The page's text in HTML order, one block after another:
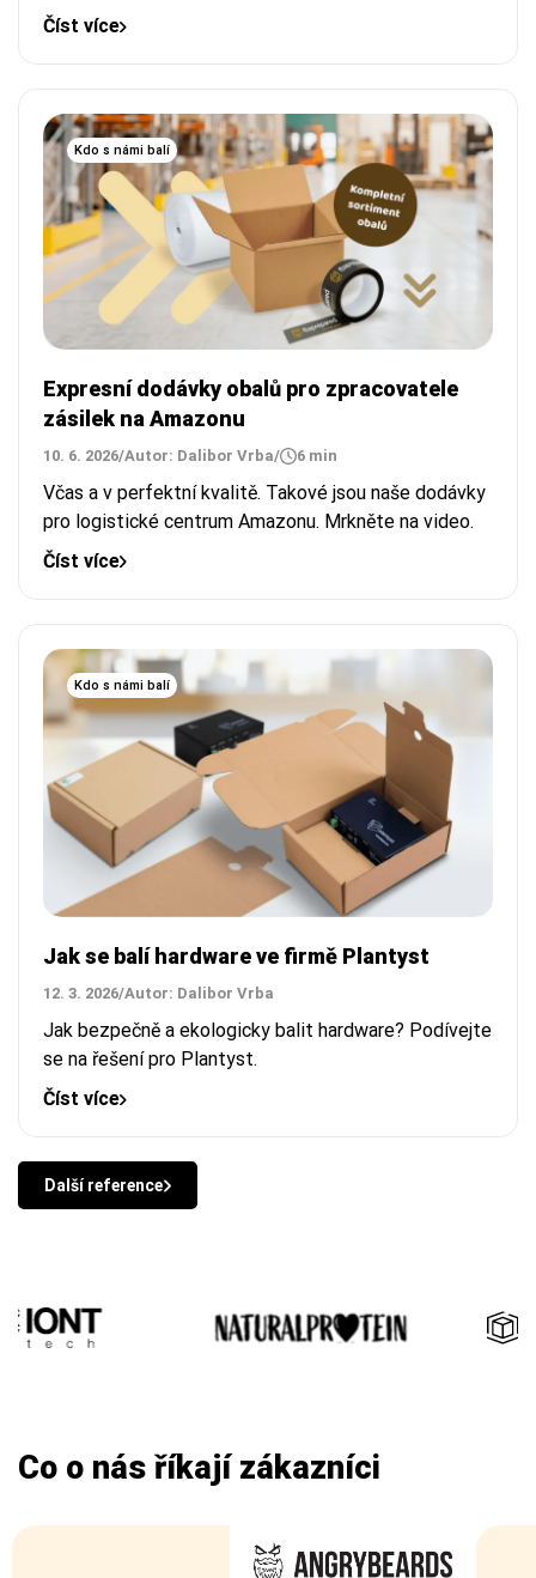
Číst více
Kdo s námi balí
Expresní dodávky obalů pro zpracovatele
zásilek na Amazonu
10. 6. 2026/Autor: Dalibor Vrba/ 6 min
Včas a v perfektní kvalitě. Takové jsou naše dodávky
pro logistické centrum Amazonu. Mrkněte na video.
Číst více
Kdo s námi balí
Jak se balí hardware ve firmě Plantyst
12. 3. 2026/Autor: Dalibor Vrba
Jak bezpečně a ekologicky balit hardware? Podívejte
se na řešení pro Plantyst.
Číst více
Další reference
Co o nás říkají zákazníci